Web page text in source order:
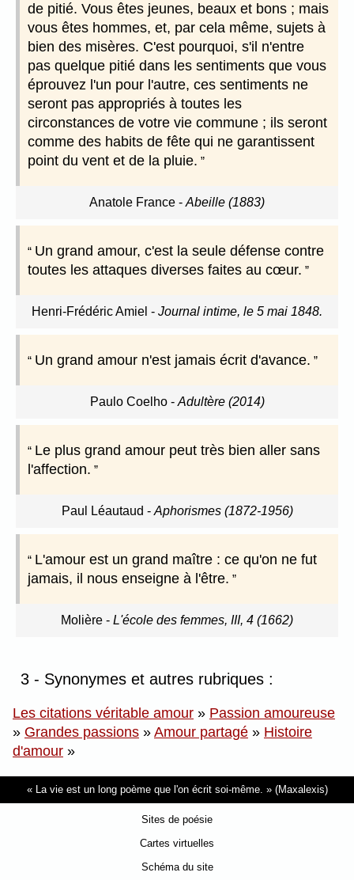
de pitié. Vous êtes jeunes, beaux et bons ; mais
vous êtes hommes, et, par cela même, sujets à
bien des misères. C'est pourquoi, s'il n'entre
pas quelque pitié dans les sentiments que vous
éprouvez l'un pour l'autre, ces sentiments ne
seront pas appropriés à toutes les
circonstances de votre vie commune ; ils seront
comme des habits de fête qui ne garantissent
point du vent et de la pluie.
Anatole France - Abeille (1883)
Un grand amour, c'est la seule défense contre
toutes les attaques diverses faites au cœur.
Henri-Frédéric Amiel - Journal intime, le 5 mai 1848.
Un grand amour n'est jamais écrit d'avance.
Paulo Coelho- Adultère (2014)
Le plus grand amour peut très bien aller sans
l'affection.
Paul Léautaud - Aphorismes (1872-1956)
L'amour est un grand maître : ce qu'on ne fut
jamais, il nous enseigne à l'être.
Molière - L'école des femmes, III, 4 (1662)
3 - Synonymes et autres rubriques :
Les citations véritable amour » Passion amoureuse
» Grandes passions » Amour partagé » Histoire
d'amour »
La vie est un long poème que l'on écrit soi-même. (Maxalexis)
Sites de poésie
Cartes virtuelles
Schéma du site